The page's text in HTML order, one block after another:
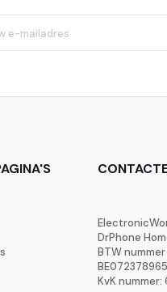
DrPhone
BTW
KvK nummer: